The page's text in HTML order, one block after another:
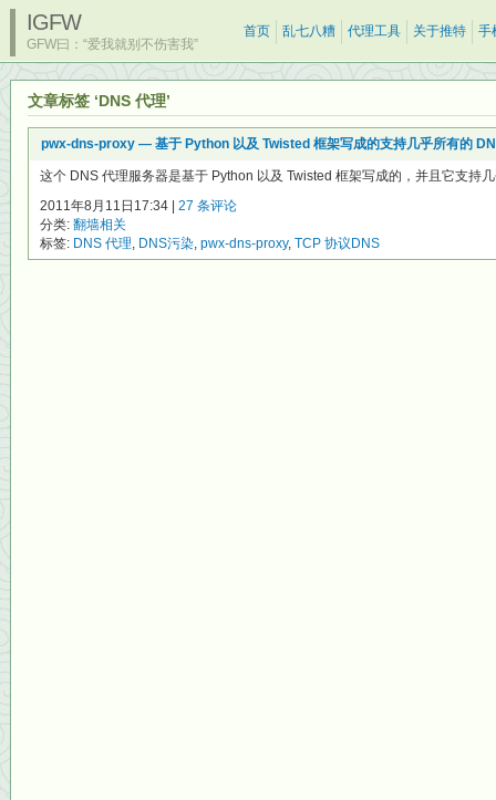
IGFW
GFW曰：“爱我就别不伤害我”
首页 乱七八糟 代理工具 关于推特 手
文章标签 ‘DNS 代理’
pwx-dns-proxy — 基于 Python 以及 Twisted 框架写成的支持几乎所有的
这个 DNS 代理服务器是基于 Python 以及 Twisted 框架写成的，并且它支持
2011年8月11日17:34 | 27 条评论
分类: 翻墙相关
标签: DNS 代理, DNS污染, pwx-dns-proxy, TCP 协议DNS